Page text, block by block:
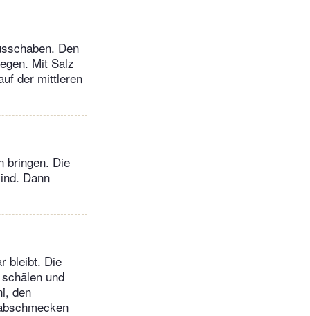
Den
Mit Salz
der mittleren
bringen. Die
Dann
bleibt. Die
und
den